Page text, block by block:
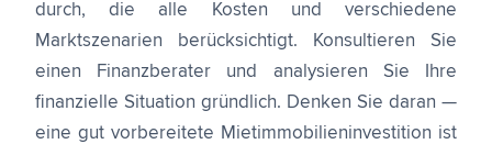
durch, die alle Kosten und verschiedene
Marktszenarien berücksichtigt. Konsultieren Sie
einen Finanzberater und analysieren Sie Ihre
finanzielle Situation gründlich. Denken Sie daran —
eine gut vorbereitete Mietimmobilieninvestition ist